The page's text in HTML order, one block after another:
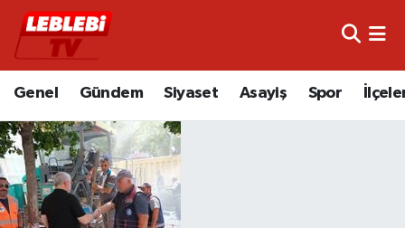
Genel Gündem Siyaset Asayiş Spor
Hava Durumu
Trafik Durumu
Süper Lig Puan Durumu ve Fikstür